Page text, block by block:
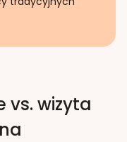
vs. wizyta